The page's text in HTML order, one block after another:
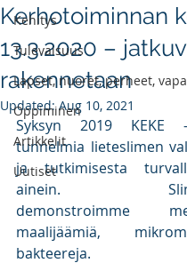
Kehitys
Tulevaisuus
Lapset, nuoret, perheet,
Oppiminen
Artikkelit
Uutiset
Kerhotoiminnan
13.3.2020 –
rakennetaan
Updated:Aug 10, 2021
Syksyn 2019 KEKE
tunnelmia lieteslimen
ja tutkimisesta
ainein.
demonstroimme
maalijäämiä,
bakteereja.